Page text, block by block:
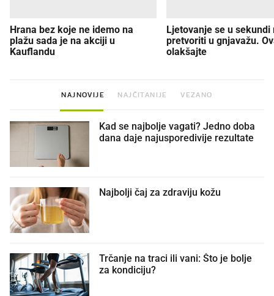
Hrana bez koje ne idemo na
plažu sada je na akciji u
Kauflandu
Ljetovanje se u sekundi
pretvoriti u gnjavažu.
olakšajte
NAJNOVIJE NAJČITANIJE VEZANO
Kad se najbolje vagati? Jedno doba
dana daje najusporedivije rezultate
Najbolji čaj za zdraviju kožu
Trčanje na traci ili vani: Što je bolje
za kondiciju?